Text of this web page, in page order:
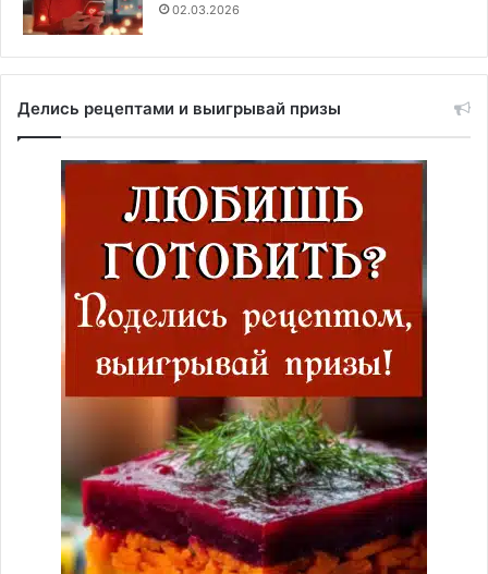
02.03.2026
Делись рецептами и выигрывай призы